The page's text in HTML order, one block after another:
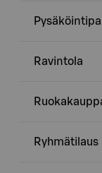
Ravintola
Ryhmätilaus